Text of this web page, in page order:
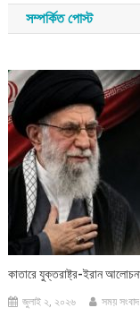
সম্পর্কিত পোস্ট
কাতারে যুক্তরাষ্ট্র-ইরান
জুলাই ২, ২০২৬ সময় সংবাদ